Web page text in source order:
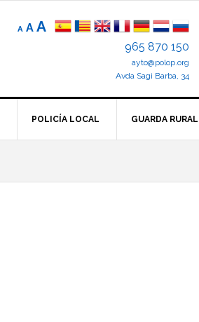
A
Reducir
elA Tamaño
AAumentar
de
letra
965 870 150
ayto@polop.org
Avda Sagi Barba, 34
POLICÍA LOCAL GUARDA RURAL